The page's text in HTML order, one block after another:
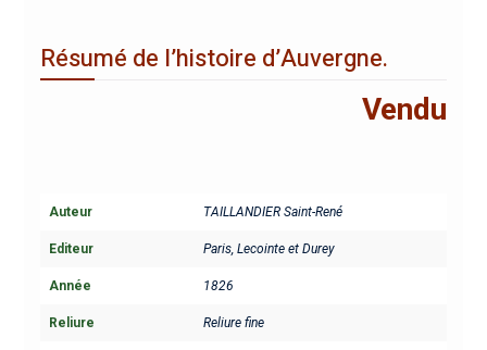
Résumé de l’histoire d’Auvergne.
Vendu
Auteur TAILLANDIER Saint-René
Editeur Paris, Lecointe et Durey
Année 1826
Reliure Reliure fine